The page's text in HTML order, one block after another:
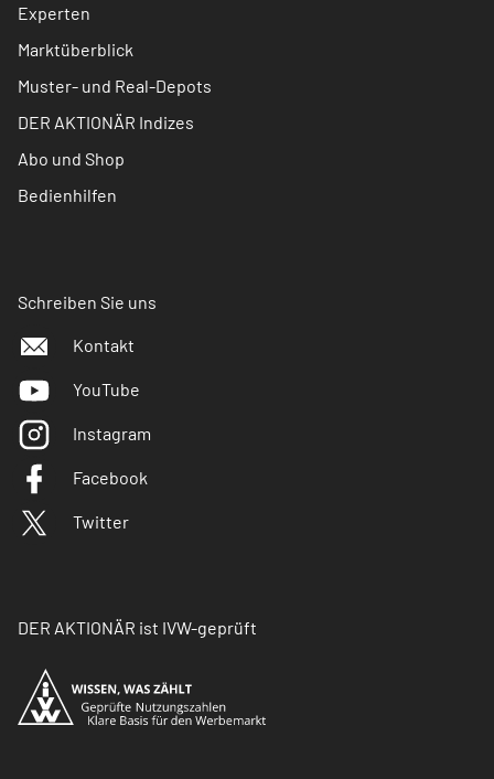
Experten
Marktüberblick
Muster- und Real-Depots
DER AKTIONÄR Indizes
Abo und Shop
Bedienhilfen
Schreiben Sie uns
Kontakt
YouTube
Instagram
Facebook
Twitter
DER AKTIONÄR ist IVW-geprüft